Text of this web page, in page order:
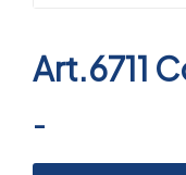
Art.6711
-